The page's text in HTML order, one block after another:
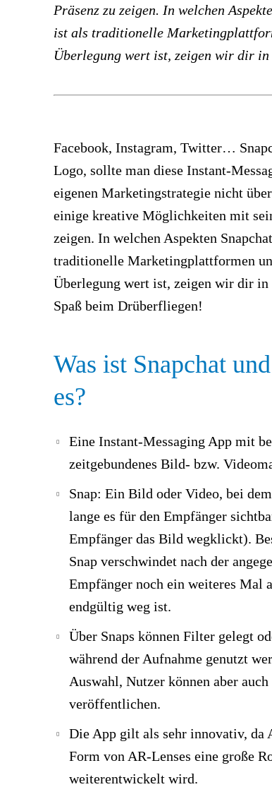
Präsenz zu zeigen. In welchen
ist als traditionelle
Überlegung wert ist, zeigen wir dir in
Facebook, Instagram, Twitter…
Logo, sollte man diese Instant-
eigenen Marketingstrategie nicht
einige kreative Möglichkeiten mit
zeigen. In welchen Aspekten
traditionelle Marketingplattformen
Überlegung wert ist, zeigen wir dir
Spaß beim Drüberfliegen!
Was ist Snapchat
es?
Eine Instant-Messaging App mit
zeitgebundenes Bild- bzw.
Snap: Ein Bild oder Video, bei
lange es für den Empfänger
Empfänger das Bild wegklickt).
Snap verschwindet nach der
Empfänger noch ein weiteres Mal
endgültig weg ist.
Über Snaps können Filter gelegt
während der Aufnahme genutzt
Auswahl, Nutzer können aber
veröffentlichen.
Die App gilt als sehr innovativ, da
Form von AR-Lenses eine große
weiterentwickelt wird.